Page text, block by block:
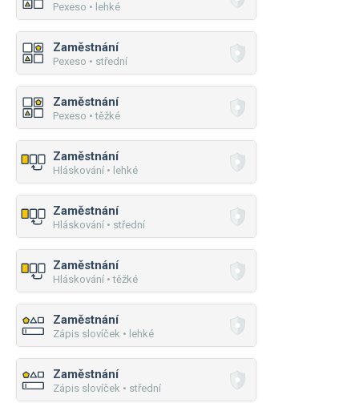
Pexeso • lehké
Zaměstnání
Pexeso • střední
Zaměstnání
Pexeso • těžké
Zaměstnání
Hláskování • lehké
Zaměstnání
Hláskování • střední
Zaměstnání
Hláskování • těžké
Zaměstnání
Zápis slovíček • lehké
Zaměstnání
Zápis slovíček • střední